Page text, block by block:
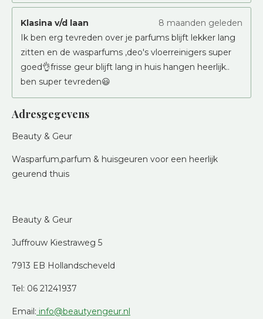
Klasina v/d laan
8 maanden geleden
Ik ben erg tevreden over je parfums blijft lekker lang
zitten en de wasparfums ,deo's vloerreinigers super
goed👌frisse geur blijft lang in huis hangen heerlijk..
ben super tevreden😃
Adresgegevens
Beauty & Geur
Wasparfum,parfum & huisgeuren voor een heerlijk
geurend thuis
Beauty & Geur
Juffrouw Kiestraweg 5
7913 EB Hollandscheveld
Tel: 06 21241937
Email: info@beautyengeur.nl